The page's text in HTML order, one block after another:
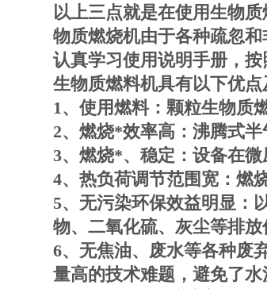
以上三点就是在使用生物
物质燃烧机由于各种疏忽
认真学习使用说明手册，
生物质燃料机具有以下优点
1、使用燃料：颗粒生物质
2、燃烧*效率高：沸腾式
3、燃烧*、稳定：设备在
4、热负荷调节范围宽：燃
5、无污染环保效益明显：
物、二氧化硫、灰尘等排
6、无焦油、废水等各种废
量高的技术难题，避免了